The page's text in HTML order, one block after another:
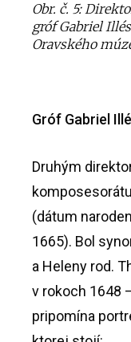
Obr. č. 5:
gróf Gabriel
Oravského
Gróf Gabriel
Druhým
(dátum
1665). Bol
a Heleny rod.
v rokoch 1648
pripomína